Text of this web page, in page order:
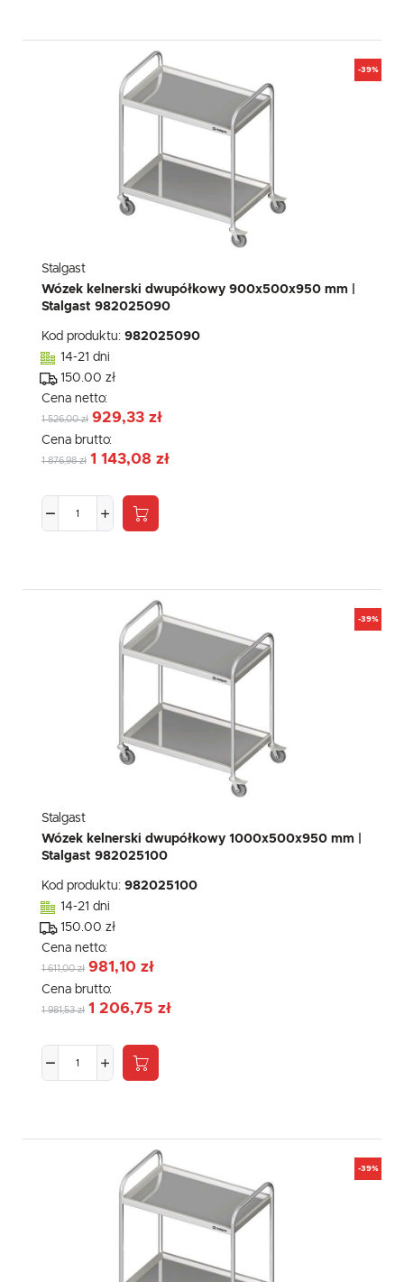
-39%
Stalgast
Wózek kelnerski dwupółkowy 900x500x950 mm |
Stalgast 982025090
Kod produktu: 982025090
14-21 dni
150.00 zł
Cena netto:
1 526,00 zł 929,33 zł
Cena brutto:
1 876,98 zł 1 143,08 zł
-39%
Stalgast
Wózek kelnerski dwupółkowy 1000x500x950 mm |
Stalgast 982025100
Kod produktu: 982025100
14-21 dni
150.00 zł
Cena netto:
1 611,00 zł 981,10 zł
Cena brutto:
1 981,53 zł 1 206,75 zł
-39%